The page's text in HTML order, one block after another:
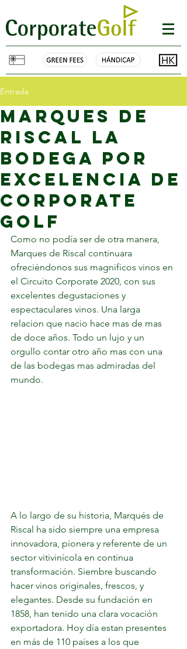
Entrada
Marques de
Riscal la
bodega por
excelencia de
corporate
golf
Como no podía ser de otra manera,
Marques de Riscal continuara
ofreciéndonos sus magnificos vinos en
el Circuito Corporate 2020, con sus
excelentes degustaciones y
espectaculares vinos. Una larga
relacion que nacio hace mas de mas
de doce años. Todo un lujo y un
orgullo contar otro año mas con una
de las bodegas mas admiradas del
mundo.
A lo largo de su historia, Marqués de
Riscal ha sido siempre una empresa
innovadora, pionera y referente de un
sector vitivinícola en continua
transformación. Siembre buscando
hacer vinos originales, frescos, y
elegantes. Desde su fundación en
1858, han tenido una clara vocación
exportadora. Hoy día estan presentes
en más de 110 países a los que